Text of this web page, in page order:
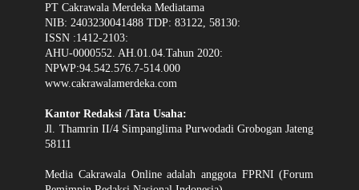
PT Cakrawala Merdeka Mediatama
NIB: 2403230041488 TDP: 83122, 58130:
ISSN :1412-2103:
AHU-0000552. AH.01.04.Tahun 2020:
NPWP:94.542.576.7-514.000
www.cakrawalamerdeka.com
Kantor Redaksi /Tata Usaha:
Jl. Thamrin II/4 Simpanglima Purwodadi Grobogan Jateng
58111
Media Cakrawala Online adalah anggota FPRNI (Forum